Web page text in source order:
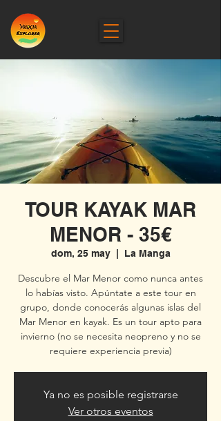
TOUR KAYAK MAR
MENOR - 35€
dom, 25 may
  |
La Manga
Descubre el Mar Menor como nunca antes
lo habías visto. Apúntate a este tour en
grupo, donde conocerás algunas islas del
Mar Menor en kayak. Es un tour apto para
invierno (no se necesita neopreno y no se
requiere experiencia previa)
Ya no es posible registrarse
Ver otros eventos